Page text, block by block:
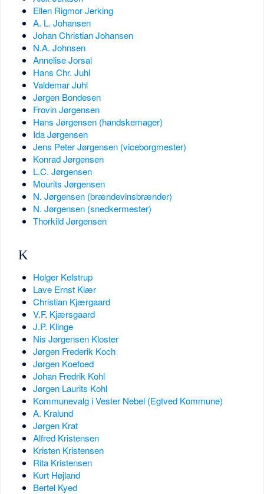
Ellen Rigmor Jerking
A. L. Johansen
Johan Christian Johansen
N.A. Johnsen
Annelise Jorsal
Hans Chr. Juhl
Valdemar Juhl
Jørgen Bondesen
Frovin Jørgensen
Hans Jørgensen (handskemager)
Ida Jørgensen
Jens Peter Jørgensen (viceborgmester)
Konrad Jørgensen
L.C. Jørgensen
Mourits Jørgensen
N. Jørgensen (brændevinsbrænder)
N. Jørgensen (snedkermester)
Thorkild Jørgensen
K
Holger Kelstrup
Lave Ernst Kiær
Christian Kjærgaard
V.F. Kjærsgaard
J.P. Klinge
Nis Jørgensen Kloster
Jørgen Frederik Koch
Jørgen Koefoed
Johan Fredrik Kohl
Jørgen Laurits Kohl
Kommunevalg i Vester Nebel (Egtved Kommune)
A. Kralund
Jørgen Krat
Alfred Kristensen
Kristen Kristensen
Rita Kristensen
Kurt Højland
Bertel Kyed